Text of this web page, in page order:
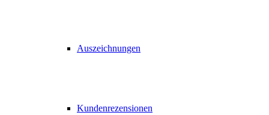
Auszeichnungen
Kundenrezensionen